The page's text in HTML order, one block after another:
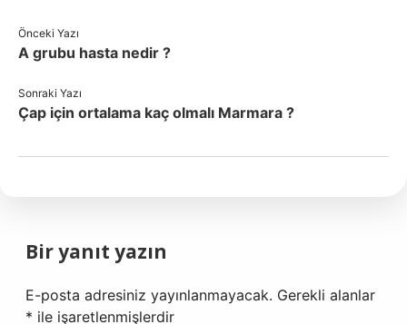
Önceki Yazı
A grubu hasta nedir ?
Sonraki Yazı
Çap için ortalama kaç olmalı Marmara ?
Bir yanıt yazın
E-posta adresiniz yayınlanmayacak. Gerekli alanlar
* ile işaretlenmişlerdir